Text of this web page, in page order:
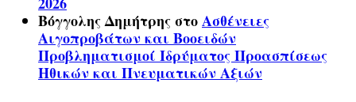
Βόγγολης ΔημήτρηςστοΑσθένειες
Αιγοπροβάτων και Βοοειδών
Προβληματισμοί Ιδρύματος Προασπίσεως
Ηθικών και Πνευματικών Αξιών